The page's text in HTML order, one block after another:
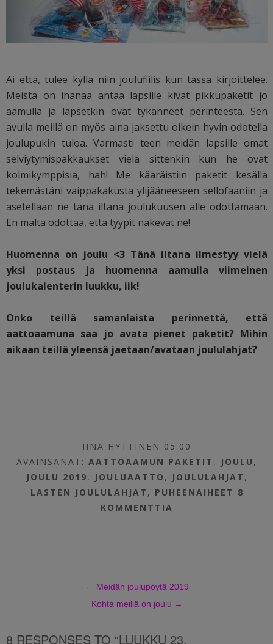
Ai että, tulee kyllä niin joulufiilis kun tässä kirjoittelee.
Meistä on ihanaa antaa lapsille kivat pikkupaketit jo
aamulla ja lapsetkin ovat tykänneet perinteestä. Sen
avulla meillä on myös aina jaksettu oikein hyvin odotella
joulupukin tuloa. Varmasti teen meidän lapsille omat
selviytymispakkaukset vielä sittenkin kun he ovat
kolmikymppisiä, hah! Me kääräistiin paketit kesällä
tekemästäni vaippakakusta ylijääneeseen sellofaaniin ja
asetellaan ne tänä iltana joulukuusen alle odottamaan.
En malta odottaa, että tyypit näkevät ne!
Huomenna on joulu <3 Tänä iltana ilmestyy vielä
yksi postaus ja huomenna aamulla viimeinen
joulukalenterin luukku, iik!
Onko teillä samanlaista perinnettä, että
aattoaamuna saa jo avata pienet paketit? Mihin
aikaan teillä yleensä jaetaan/avataan joululahjat?
IINA HYTTINEN 05:00
AVAINSANAT:AATTOAAMUN PAKETIT , JOULU ,
JOULU 2019, JOULUAATTO , JOULULAHJAT ,
LASTEN JOULULAHJAT , PUHEENAIHEET 8
KOMMENTTIA
← Meidän joulupöytä 2019
Kohta meillä on joulu →
8 RESPONSES TO “LUUKKU 23.